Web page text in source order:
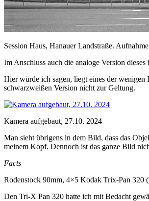
Session Haus, Hanauer Landstraße.
Im Anschluss auch die analoge Version
Hier würde ich sagen, liegt eines der
schwarzweißen Version nicht zur Geltung.
Kamera aufgebaut, 27.10. 2024
Man sieht übrigens in dem Bild, dass das
meinem Kopf. Dennoch ist das ganze Bild
Facts
Rodenstock 90mm, 4×5 Kodak Trix-Pan
Den Tri-X Pan 320 hatte ich mit Bedacht